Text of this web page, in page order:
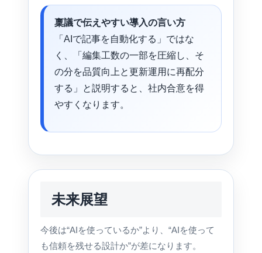
稟議で伝えやすい導入の言い方
「AIで記事を自動化する」ではな
く、「編集工数の一部を圧縮し、そ
の分を品質向上と更新運用に再配分
する」と説明すると、社内合意を得
やすくなります。
未来展望
今後は“AIを使っているか”より、“AIを使って
も信頼を残せる設計か”が差になります。